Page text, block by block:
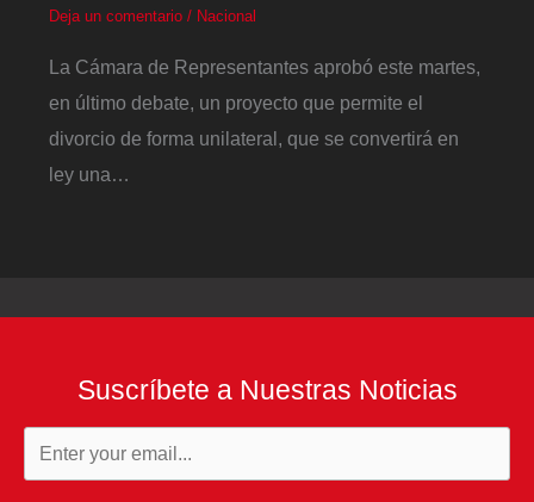
Deja un comentario / Nacional
La Cámara de Representantes aprobó este martes,
en último debate, un proyecto que permite el
divorcio de forma unilateral, que se convertirá en
ley una…
Suscríbete a Nuestras Noticias